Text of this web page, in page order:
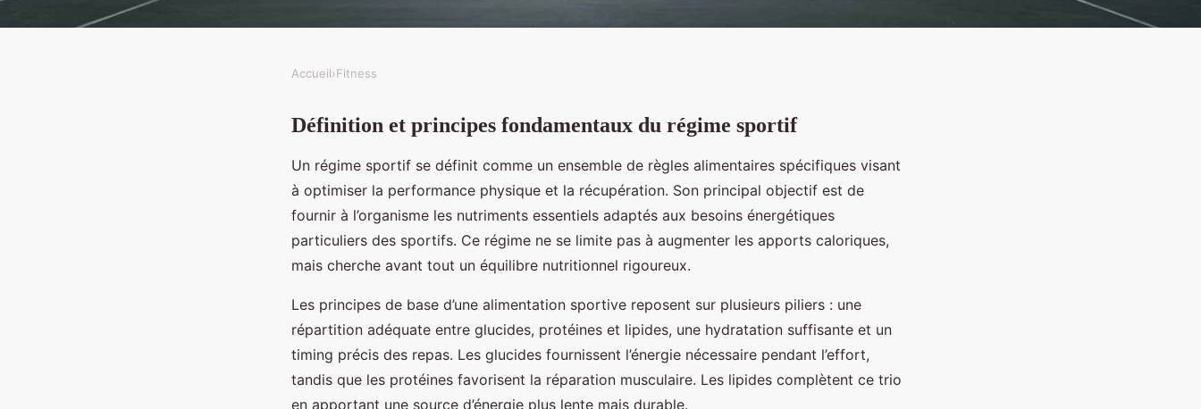
Guide complet sur le régime sportif :
qu'est-ce que c'est et comment le
Accueil›Fitness
Définition et principes fondamentaux du régime sportif
Un régime sportif se définit comme un ensemble de règles alimentaires spécifiques visant
à optimiser la performance physique et la récupération. Son principal objectif est de
fournir à l’organisme les nutriments essentiels adaptés aux besoins énergétiques
particuliers des sportifs. Ce régime ne se limite pas à augmenter les apports caloriques,
mais cherche avant tout un équilibre nutritionnel rigoureux.
Les principes de base d’une alimentation sportive reposent sur plusieurs piliers : une
répartition adéquate entre glucides, protéines et lipides, une hydratation suffisante et un
timing précis des repas. Les glucides fournissent l’énergie nécessaire pendant l’effort,
tandis que les protéines favorisent la réparation musculaire. Les lipides complètent ce trio
en apportant une source d’énergie plus lente mais durable.